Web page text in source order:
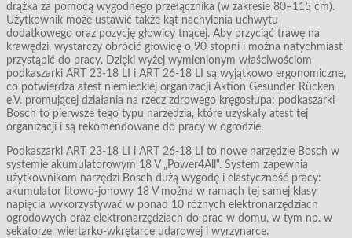
drążka za pomocą wygodnego przełącznika (w zakresie 80–115 cm).
Użytkownik może ustawić także kąt nachylenia uchwytu
dodatkowego oraz pozycję głowicy tnącej. Aby przyciąć trawę na
krawędzi, wystarczy obrócić głowicę o 90 stopni i można natychmiast
przystąpić do pracy. Dzięki wyżej wymienionym właściwościom
podkaszarki ART 23-18 LI i ART 26-18 LI są wyjątkowo ergonomiczne,
co potwierdza atest niemieckiej organizacji Aktion Gesunder Rücken
e.V. promującej działania na rzecz zdrowego kręgosłupa: podkaszarki
Bosch to pierwsze tego typu narzędzia, które uzyskały atest tej
organizacji i są rekomendowane do pracy w ogrodzie.
Podkaszarki ART 23-18 LI i ART 26-18 LI to nowe narzędzie Bosch w
systemie akumulatorowym 18 V „Power4All“. System zapewnia
użytkownikom narzędzi Bosch dużą wygodę i elastyczność pracy:
akumulator litowo-jonowy 18 V można w ramach tej samej klasy
napięcia wykorzystywać w ponad 10 różnych elektronarzędziach
ogrodowych oraz elektronarzędziach do prac w domu, w tym np. w
sekatorze, wiertarko-wkrętarce udarowej i wyrzynarce.